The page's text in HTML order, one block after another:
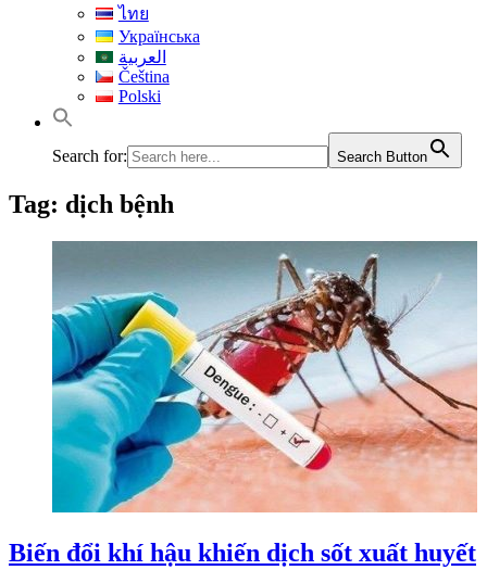
ไทย
Українська
العربية
Čeština
Polski
Search for: Search Button
Tag: dịch bệnh
Biến đổi khí hậu khiến dịch sốt xuất huyết